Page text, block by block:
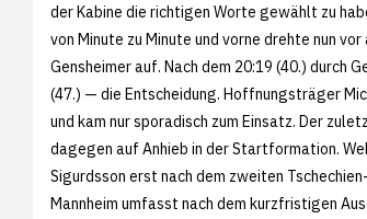
der Kabine die richtigen Worte gewählt zu
von Minute zu Minute und vorne drehte nun
Gensheimer auf. Nach dem 20:19 (40.) durch
(47.) — die Entscheidung. Hoffnungsträger
und kam nur sporadisch zum Einsatz. Der
dagegen auf Anhieb in der Startformation.
Sigurdsson erst nach dem zweiten
Mannheim umfasst nach dem kurzfristigen